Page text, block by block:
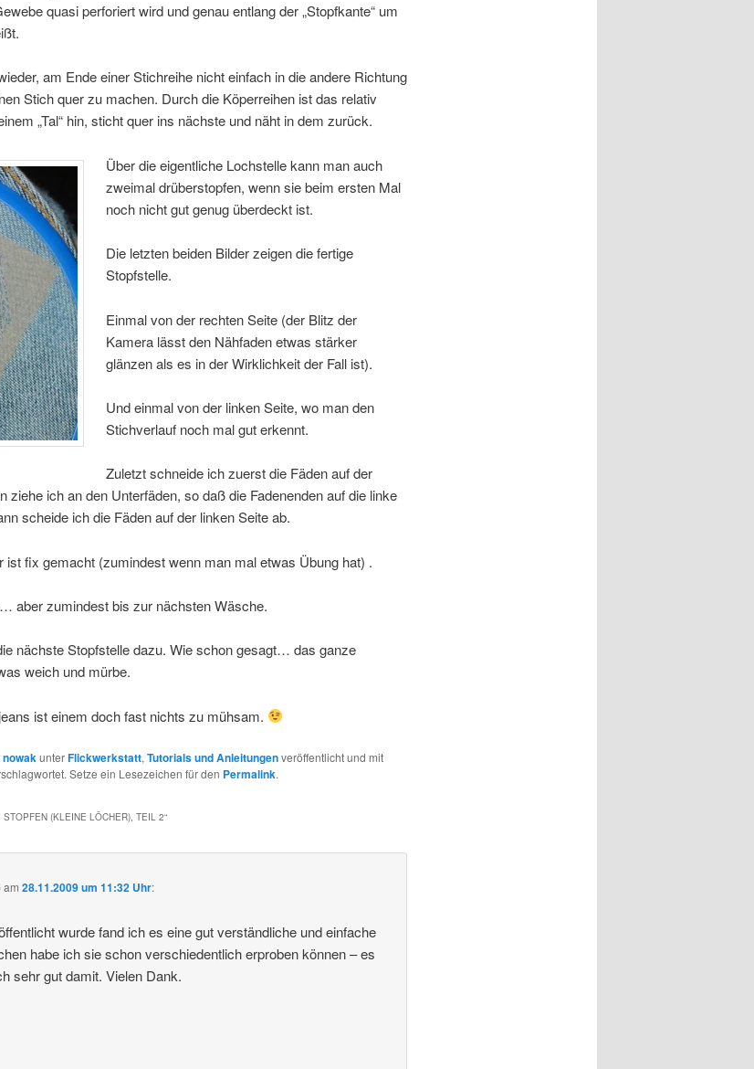
quasi perforiert wird und genau entlang der „Stopfkante“ um
am Ende einer Stichreihe nicht einfach in die andere Richtung
Stich quer zu machen. Durch die Köperreihen ist das relativ
„Tal“ hin, sticht quer ins nächste und näht in dem zurück.
Über die eigentliche Lochstelle kann man auch
zweimal drüberstopfen, wenn sie beim ersten Mal
noch nicht gut genug überdeckt ist.
Die letzten beiden Bilder zeigen die fertige
Stopfstelle.
Einmal von der rechten Seite (der Blitz der
Kamera lässt den Nähfaden etwas stärker
glänzen als es in der Wirklichkeit der Fall ist).
Und einmal von der linken Seite, wo man den
Stichverlauf noch mal gut erkennt.
Zuletzt schneide ich zuerst die Fäden auf der
ziehe ich an den Unterfäden, so daß die Fadenenden auf die linke
scheide ich die Fäden auf der linken Seite ab.
ist fix gemacht (zumindest wenn man mal etwas Übung hat) .
aber zumindest bis zur nächsten Wäsche.
nächste Stopfstelle dazu. Wie schon gesagt… das ganze
weich und mürbe.
ist einem doch fast nichts zu mühsam.
nowakunterFlickwerkstatt, Tutorials und Anleitungenveröffentlicht und mit
Setze ein Lesezeichen für den Permalink.
STOPFEN (KLEINE LÖCHER), TEIL 2“
am28.11.2009 um 11:32 Uhr:
wurde fand ich es eine gut verständliche und einfache
habe ich sie schon verschiedentlich erproben können – es
sehr gut damit. Vielen Dank.